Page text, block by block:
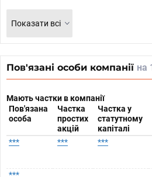
Показати всі
Пов'язані особи компанії на
Мають частки в компанії
Пов'язана
особа
Частка
простих
акцій
Частка у
статутному
капіталі
*** *** ***
***